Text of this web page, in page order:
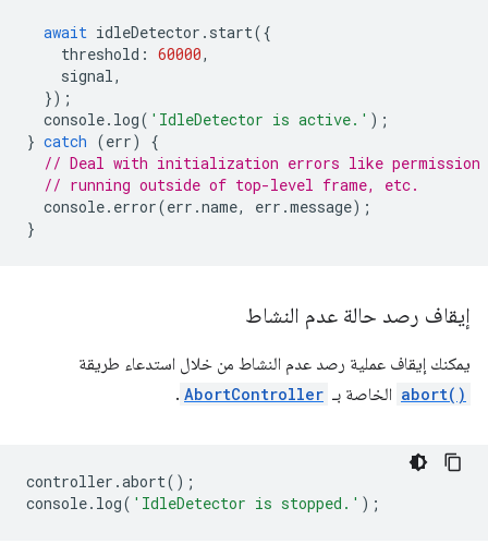
await idleDetector . start({
threshold : 60000,
signal,
});
console. log( 'IdleDetector is active.' );
} catch (err)
{
// Deal with initialization errors like permission
// running outside of top-level frame, etc.
console. error(err .name, err .message);
}
إيقاف رصد حالة عدم النشاط
يمكنك إيقاف عملية رصد عدم النشاط من خلال استدعاء طريقة
abort() الخاصة بـ AbortController
.
controller .abort();
console. log( 'IdleDetector is stopped.' );